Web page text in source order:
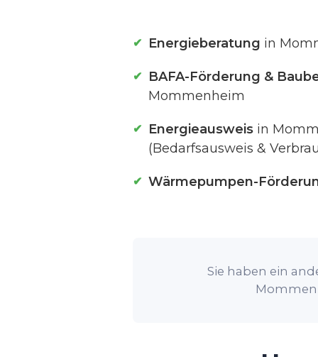
Energieberatung in
BAFA-Förderung &
Mommenheim
Energieausweis in
(Bedarfsausweis &
Wärmepumpen-
Sie haben ein